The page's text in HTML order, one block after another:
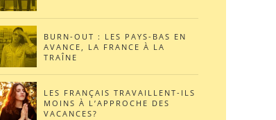
BURN-OUT : LES PAYS-BAS EN
AVANCE, LA FRANCE À LA
TRAÎNE
LES FRANÇAIS TRAVAILLENT-ILS
MOINS À L’APPROCHE DES
VACANCES?